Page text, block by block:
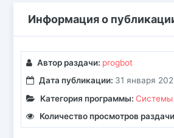
Информация о
Автор раздачи: progbot
Дата публикации: 31 января
Категория программы: Системы
Количество просмотров